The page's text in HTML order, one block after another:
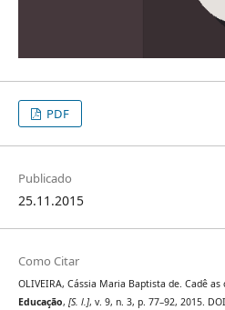
PDF
Publicado
25.11.2015
Como Citar
OLIVEIRA, Cássia Maria Baptista de. Cadê as
Educação, [S. l.], v. 9, n. 3, p. 77–92, 2015.